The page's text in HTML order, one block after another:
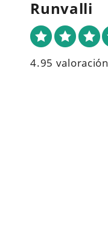
Runvalli
4.95 valoración